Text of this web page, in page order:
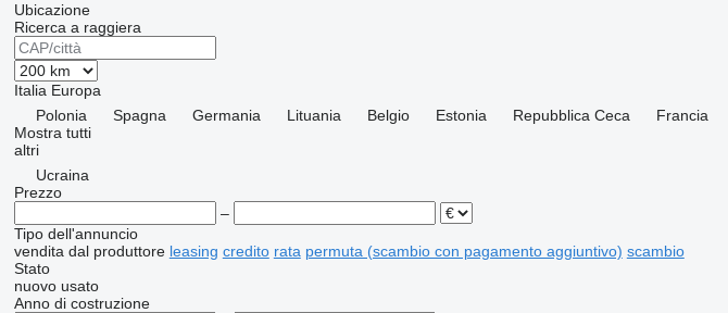
Ubicazione
Ricerca a raggiera
Italia Europa
Polonia
Spagna Germania Lituania Belgio Estonia Repubblica Ceca
Francia
Mostra tutti
altri
Ucraina
Prezzo
–
Tipo dell'annuncio
vendita dal produttore leasing credito rata permuta (scambio con pagamento aggiuntivo) scambio
Stato
nuovo usato
Anno di costruzione